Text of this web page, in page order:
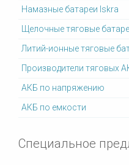
Намазные батареи Iskra
Щелочные тяговые
Литий-ионные тяговые
Производители тяговых
АКБ по напряжению
АКБ по емкости
Специальное